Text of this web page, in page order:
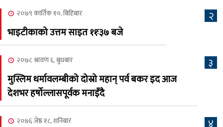
७ क्यालगरी नेपाली मेला
२०८३ श्रावण २, शनिबार
८
क्यालगरी नेपाली मेलाको
२
२०७९ कार्तिक १०, बिहिबार
भाइटीकाको उत्तम साइत ११ः३७ बजे
३
२०७८ श्रावण ६, बुधबार
मुस्लिम धर्मावलम्बीको दोस्रो महान् पर्व बकर इद आज
देशभर हर्षोल्लासपूर्वक मनाइँदै
२०७६ जेष्ठ १८, शनिबार